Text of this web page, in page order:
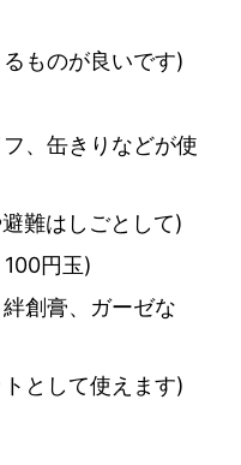
ものが良いです)
、缶きりなどが使
難はしごとして)
円玉)
創膏、ガーゼな
として使えます)